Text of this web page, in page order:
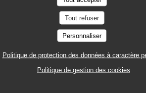
Tout refuser
Personnaliser
Politique de protection des données à caractère
Politique de gestion des cookies
Foch 59120 Loos((ouvre une nouvelle